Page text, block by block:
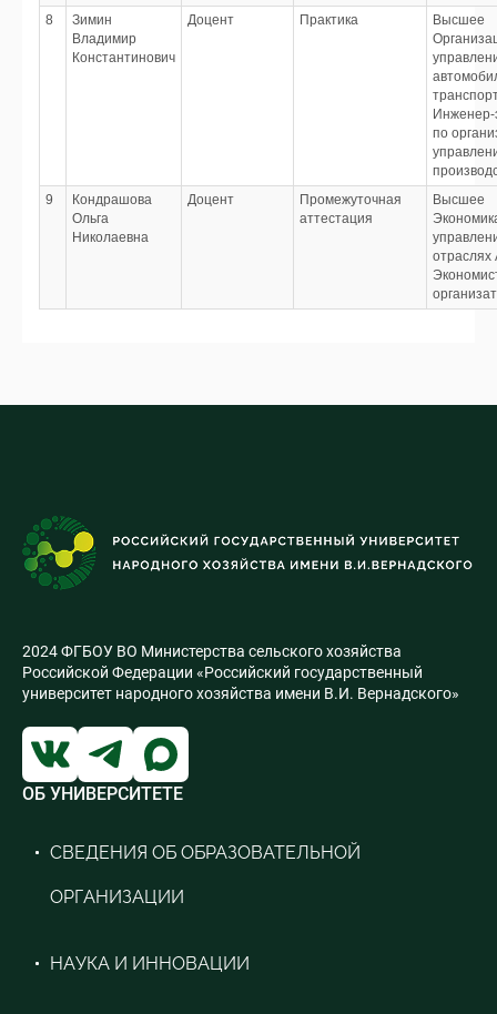
8
Зимин
Владимир
Константинович
Доцент Практика
Высшее
Инженер-
по
9
Кондрашова
Ольга
Николаевна
Доцент
Промежуточная
аттестация
Высшее
отраслях
2024 ФГБОУ ВО Министерства сельского хозяйства
Российской Федерации «Российский государственный
университет народного хозяйства имени В.И. Вернадского»
ОБ УНИВЕРСИТЕТЕ
СВЕДЕНИЯ ОБ ОБРАЗОВАТЕЛЬНОЙ
ОРГАНИЗАЦИИ
НАУКА И ИННОВАЦИИ